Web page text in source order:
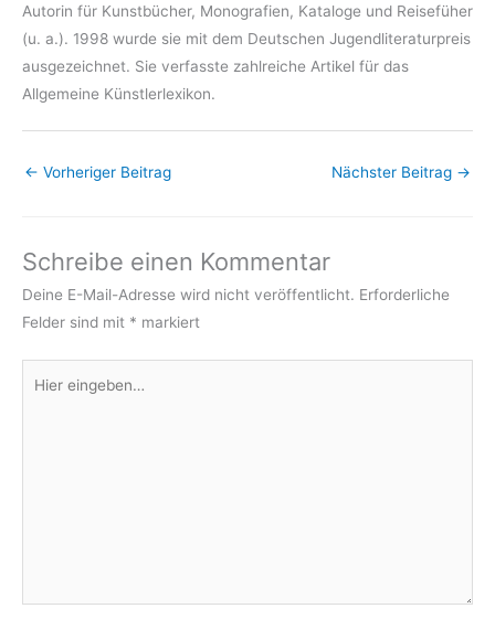
Autorin für Kunstbücher, Monografien, Kataloge und Reisefüher
(u. a.). 1998 wurde sie mit dem Deutschen Jugendliteraturpreis
ausgezeichnet. Sie verfasste zahlreiche Artikel für das
Allgemeine Künstlerlexikon.
← Vorheriger Beitrag Nächster Beitrag →
Schreibe einen Kommentar
Deine E-Mail-Adresse wird nicht veröffentlicht. Erforderliche
Felder sind mit * markiert
eingeben…